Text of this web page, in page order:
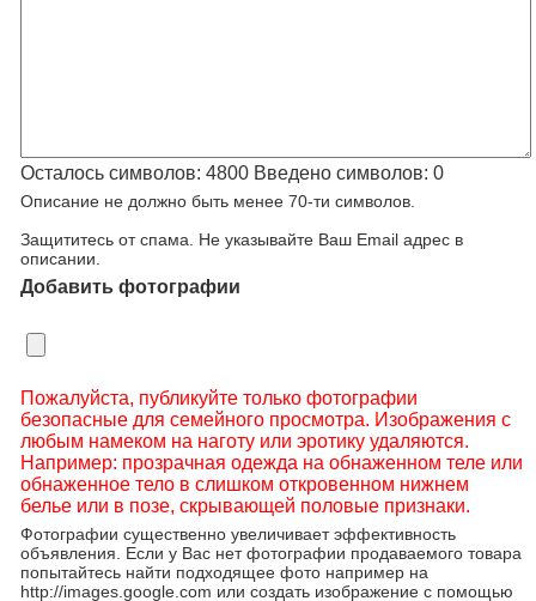
Осталось символов: 4800 Введено символов: 0
Описание не должно быть менее 70-ти символов.
Защититесь от спама. Не указывайте Ваш Email адрес в
описании.
Добавить фотографии
Пожалуйста, публикуйте только фотографии
безопасные для семейного просмотра. Изображения с
любым намеком на наготу или эротику удаляются.
Например: прозрачная одежда на обнаженном теле или
обнаженное тело в слишком откровенном нижнем
белье или в позе, скрывающей половые признаки.
Фотографии существенно увеличивает эффективность
объявления. Если у Вас нет фотографии продаваемого товара
попытайтесь найти подходящее фото например на
http://images.google.com или создать изображение с помощью